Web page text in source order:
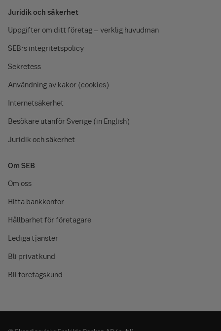
Juridik och säkerhet
Uppgifter om ditt företag – verklig huvudman
SEB:s integritetspolicy
Sekretess
Användning av kakor (cookies)
Internetsäkerhet
Besökare utanför Sverige (in English)
Juridik och säkerhet
Om SEB
Om oss
Hitta bankkontor
Hållbarhet för företagare
Lediga tjänster
Bli privatkund
Bli företagskund